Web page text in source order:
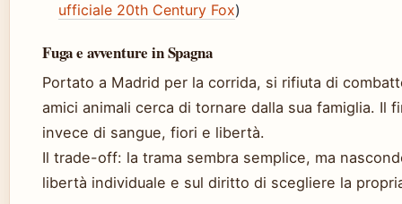
ufficiale 20th Century Fox)
Fuga e avventure in Spagna
Portato a Madrid per la corrida, si rifiuta di
amici animali cerca di tornare dalla sua famiglia. Il
invece di sangue, fiori e libertà.
Il trade-off: la trama sembra semplice, ma
libertà individuale e sul diritto di scegliere la